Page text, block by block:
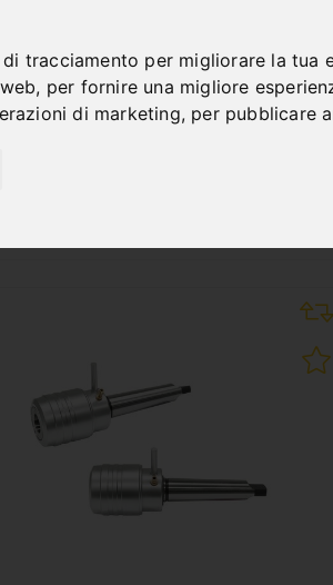
tracciamento per migliorare la tua
, per fornire una migliore
di marketing, per pubblicare
WELDON 32 MM
No. : 53-1092
€